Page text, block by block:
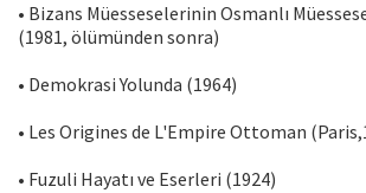
• Bizans Müesseselerinin Osmanlı
(1981, ölümünden sonra)
• Demokrasi Yolunda (1964)
• Les Origines de L'Empire Ottoman
• Fuzuli Hayatı ve Eserleri (1924)